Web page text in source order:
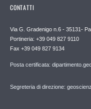
CONTATTI
Via G. Gradenigo n.6 - 35131-
Portineria: +39 049 827 9110
Fax +39 049 827 9134
Posta certificata:
Segreteria di direzione: